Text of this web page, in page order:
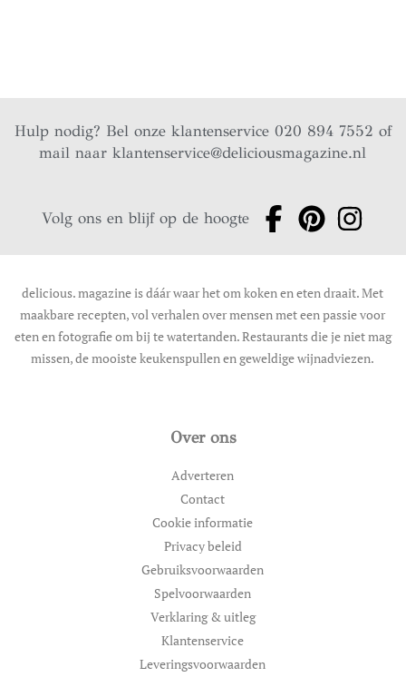
Hulp nodig? Bel onze klantenservice 020 894 7552 of
mail naarklantenservice@deliciousmagazine.nl
Volg ons en blijf op de hoogte
delicious. magazine is dáár waar het om koken en eten draait. Met
maakbare recepten, vol verhalen over mensen met een passie voor
eten en fotografie om bij te watertanden. Restaurants die je niet mag
missen, de mooiste keukenspullen en geweldige wijnadviezen.
Over ons
Adverteren
Contact
Cookie informatie
Privacy beleid
Gebruiksvoorwaarden
Spelvoorwaarden
Verklaring & uitleg
Klantenservice
Leveringsvoorwaarden